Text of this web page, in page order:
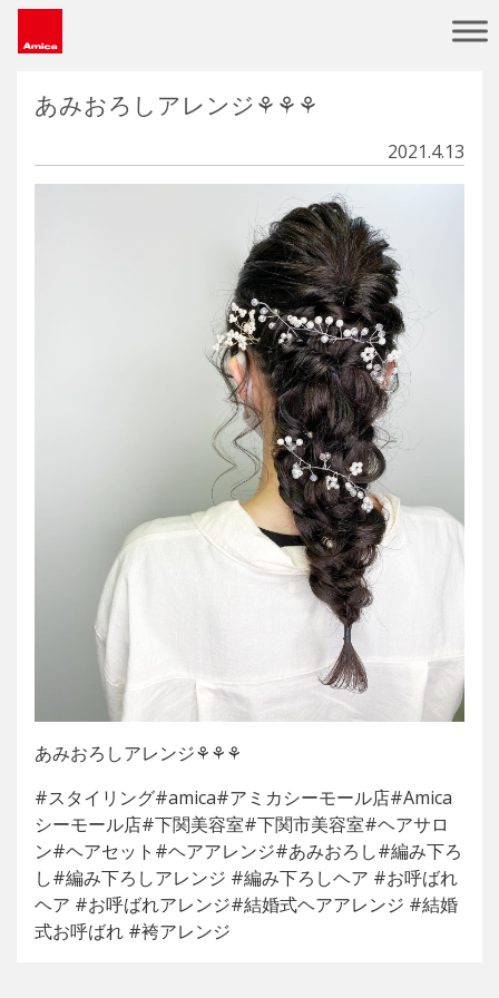
Main Navigation
あみおろしアレンジ⚘⚘⚘
2021.4.13
あみおろしアレンジ⚘⚘⚘
#スタイリング#amica#アミカシーモール店#Amica
シーモール店#下関美容室#下関市美容室#ヘアサロ
ン#ヘアセット#ヘアアレンジ#あみおろし#編み下ろ
し#編み下ろしアレンジ #編み下ろしヘア #お呼ばれ
ヘア #お呼ばれアレンジ#結婚式ヘアアレンジ #結婚
式お呼ばれ #袴アレンジ